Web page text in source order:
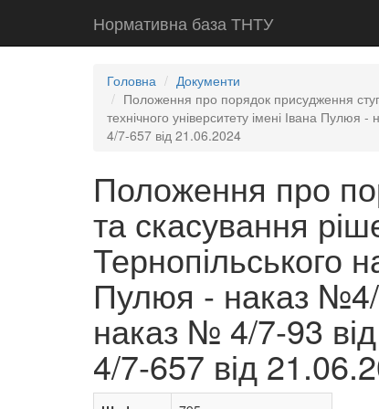
Нормативна база ТНТУ
Головна
Документи
Положення про порядок присудження
технічного університету імені Івана
4/7-657 від 21.06.2024
Положення про
та скасування
Тернопільського
Пулюя - наказ №4/
наказ № 4/7-93
4/7-657 від